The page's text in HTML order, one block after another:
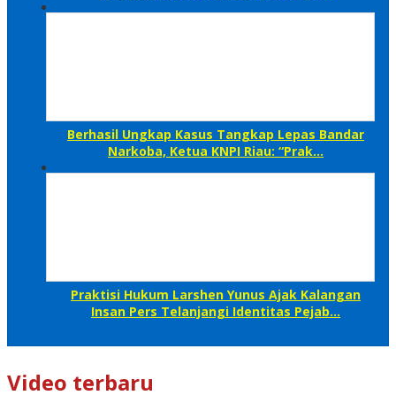
Berhasil Ungkap Kasus Tangkap Lepas Bandar
Narkoba, Ketua KNPI Riau: “Prak…
Praktisi Hukum Larshen Yunus Ajak Kalangan
Insan Pers Telanjangi Identitas Pejab…
Video terbaru